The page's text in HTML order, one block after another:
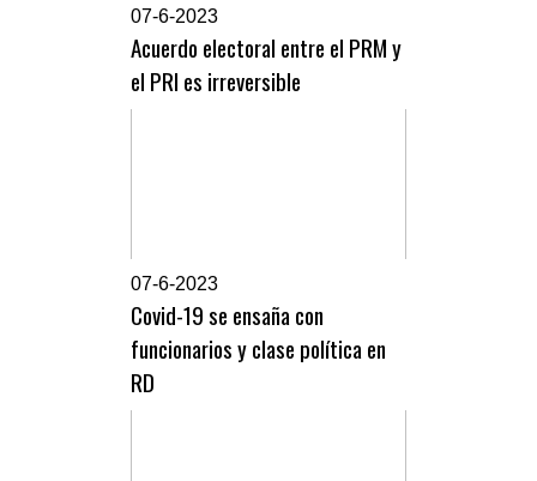
07-6-2023
Acuerdo electoral entre el PRM y
el PRI es irreversible
07-6-2023
Covid-19 se ensaña con
funcionarios y clase política en
RD